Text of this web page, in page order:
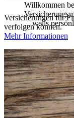
Willkommen
... weils
Versicherungen für
verfolgen können.
Mehr Informationen